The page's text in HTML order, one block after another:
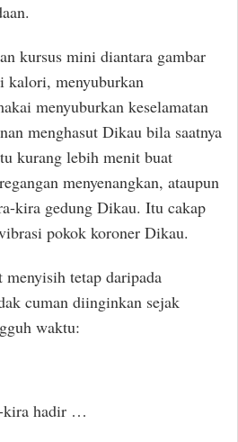
kursus mini diantara gambar
kalori, menyuburkan
menyuburkan keselamatan
menghasut Dikau bila saatnya
kurang lebih menit buat
menyenangkan, ataupun
kira gedung Dikau. Itu cakap
pokok koroner Dikau.
menyisih tetap daripada
cuman diinginkan sejak
waktu:
kira hadir …